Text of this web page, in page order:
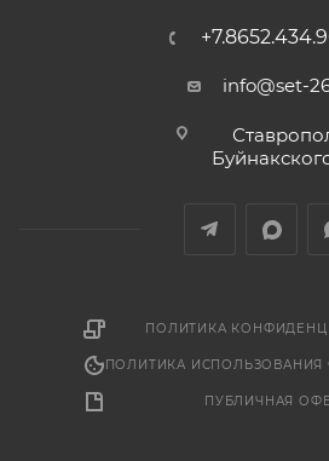
info@set-
ПОЛИТИКА
ПОЛИТИКА ИСПОЛЬЗОВАНИЯ
ПУБЛИЧНАЯ